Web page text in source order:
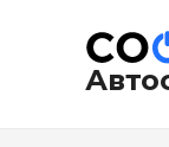
содержимому
по
записям